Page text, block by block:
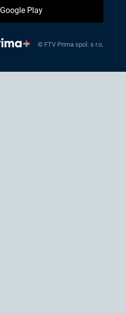
Google Play
© FTV Prima spol. s r.o.